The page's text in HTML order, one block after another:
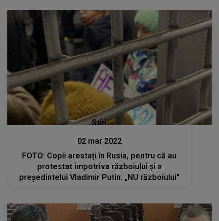
Stiri
02 mar 2022
FOTO: Copii arestați în Rusia, pentru că au
protestat împotriva războiului și a
președintelui Vladimir Putin: „NU războiului"